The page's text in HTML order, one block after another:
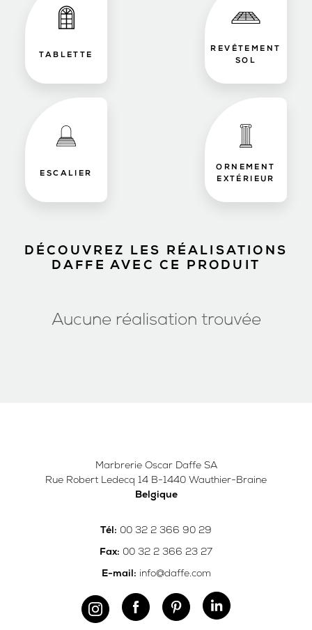
TABLETTE
REVÊTEMENT
SOL
ESCALIER
ORNEMENT
EXTÉRIEUR
DÉCOUVREZ LES RÉALISATIONS
DAFFE AVEC CE PRODUIT
Aucune réalisation trouvée
Marbrerie Oscar Daffe SA
Rue Robert Ledecq 14 B-1440 Wauthier-Braine
Belgique
Tél: 00 32 2 366 90 29
Fax: 00 32 2 366 23 27
E-mail: info@daffe.com